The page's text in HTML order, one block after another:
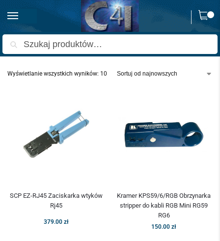
0
Strona główna Kable i konektory
Wyświetlanie wszystkich wyników: 10
SCP EZ-RJ45 Zaciskarka wtyków
Rj45
379.00 zł
Kramer KPS59/6/RGB Obrzynarka
stripper do kabli RGB Mini RG59
RG6
150.00 zł